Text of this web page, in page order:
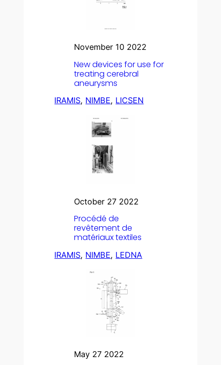
November 10 2022
New devices for use for
treating cerebral
aneurysms
IRAMIS, NIMBE, LICSEN
October 27 2022
Procédé de
revêtement de
matériaux textiles
IRAMIS, NIMBE, LEDNA
May 27 2022